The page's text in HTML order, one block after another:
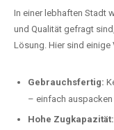
In einer lebhaften Stadt
und Qualität gefragt
Lösung. Hier sind einige
Gebrauchsfertig:
– einfach
Hohe Zugkapazität: